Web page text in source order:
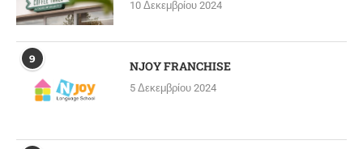
10 Δεκεμβρίου 2024
9 NJOY FRANCHISE
5 Δεκεμβρίου 2024